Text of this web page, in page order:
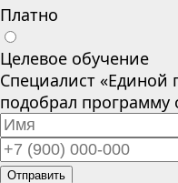
Платно
Целевое обучение
Специалист
подобрал программу
Отправить